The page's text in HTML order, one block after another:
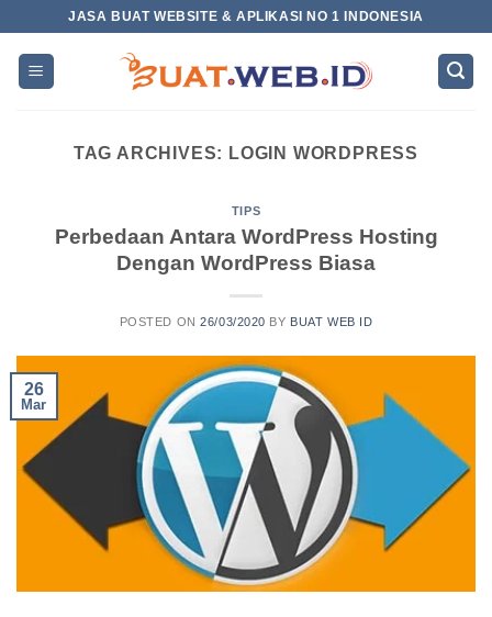
content
JASA BUAT WEBSITE & APLIKASI NO 1 INDONESIA
TAG ARCHIVES: LOGIN WORDPRESS
TIPS
Perbedaan Antara WordPress Hosting
Dengan WordPress Biasa
POSTED ON26/03/2020 BY BUAT WEB ID
26
Mar